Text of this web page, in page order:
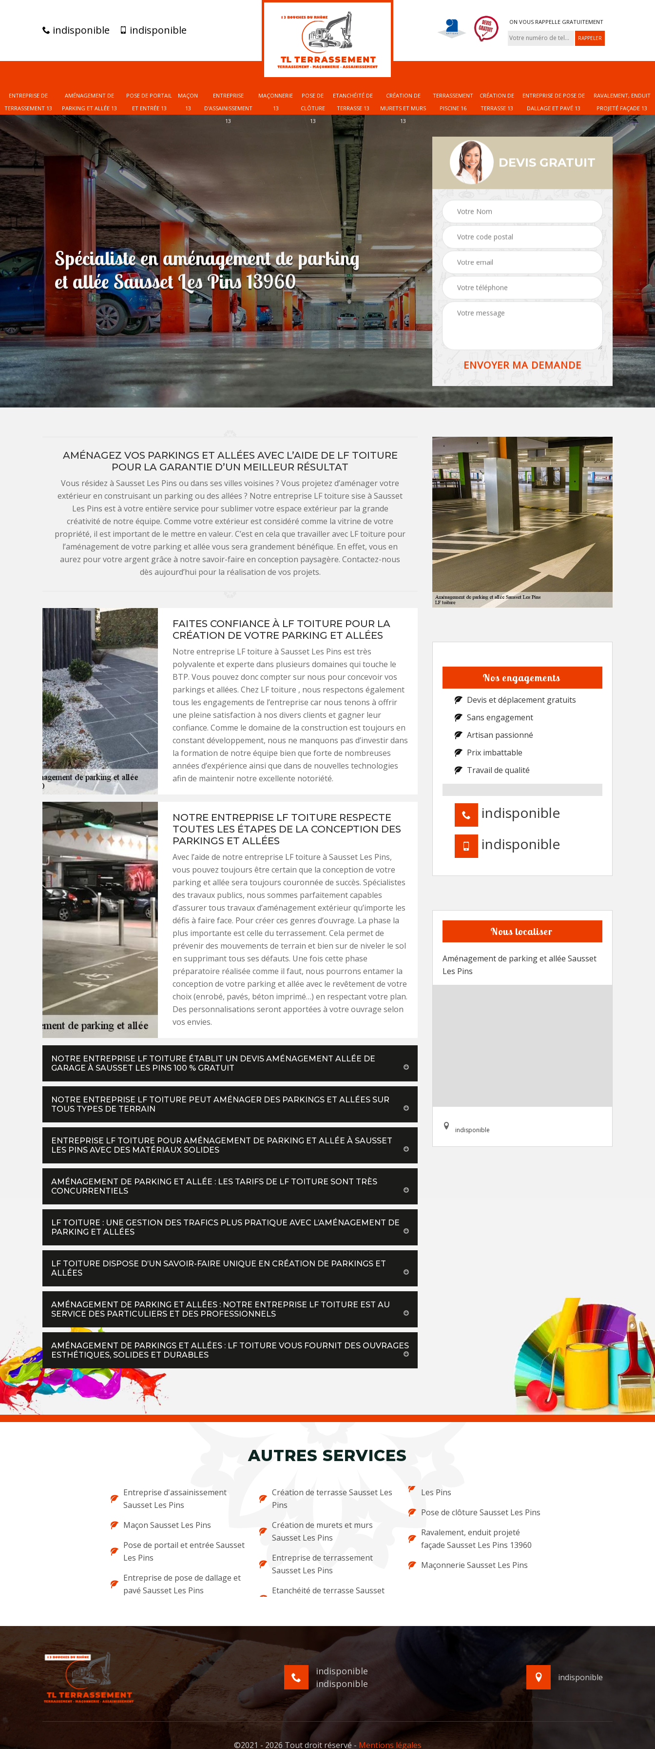
indisponible indisponible
ON VOUS RAPPELLE GRATUITEMENT
ENTREPRISE DE
TERRASSEMENT 13
AMÉNAGEMENT DE
PARKING ET ALLÉE 13
POSE DE PORTAIL
ET ENTRÉE 13
MAÇON
13
ENTREPRISE
D'ASSAINISSEMENT
13
MAÇONNERIE
13
POSE DE
CLÔTURE
13
ETANCHÉITÉ DE
TERRASSE 13
CRÉATION DE
MURETS ET MURS
13
TERRASSEMENT
PISCINE 16
CRÉATION DE
TERRASSE 13
ENTREPRISE DE POSE DE
DALLAGE ET PAVÉ 13
RAVALEMENT, ENDUIT
PROJETÉ FAÇADE 13
Spécialiste en aménagement de parking
et allée Sausset Les Pins 13960
DEVIS GRATUIT
AMÉNAGEZ VOS PARKINGS ET ALLÉES AVEC L’AIDE DE LF TOITURE
POUR LA GARANTIE D’UN MEILLEUR RÉSULTAT
Vous résidez à Sausset Les Pins ou dans ses villes voisines ? Vous projetez d’aménager votre
extérieur en construisant un parking ou des allées ? Notre entreprise LF toiture sise à Sausset
Les Pins est à votre entière service pour sublimer votre espace extérieur par la grande
créativité de notre équipe. Comme votre extérieur est considéré comme la vitrine de votre
propriété, il est important de le mettre en valeur. C’est en cela que travailler avec LF toiture pour
l’aménagement de votre parking et allée vous sera grandement bénéfique. En effet, vous en
aurez pour votre argent grâce à notre savoir-faire en conception paysagère. Contactez-nous
dès aujourd’hui pour la réalisation de vos projets.
FAITES CONFIANCE À LF TOITURE POUR LA
CRÉATION DE VOTRE PARKING ET ALLÉES
Notre entreprise LF toiture à Sausset Les Pins est très
polyvalente et experte dans plusieurs domaines qui touche le
BTP. Vous pouvez donc compter sur nous pour concevoir vos
parkings et allées. Chez LF toiture , nous respectons également
tous les engagements de l’entreprise car nous tenons à offrir
une pleine satisfaction à nos divers clients et gagner leur
confiance. Comme le domaine de la construction est toujours en
constant développement, nous ne manquons pas d’investir dans
la formation de notre équipe bien que forte de nombreuses
années d’expérience ainsi que dans de nouvelles technologies
afin de maintenir notre excellente notoriété.
NOTRE ENTREPRISE LF TOITURE RESPECTE
TOUTES LES ÉTAPES DE LA CONCEPTION DES
PARKINGS ET ALLÉES
Avec l’aide de notre entreprise LF toiture à Sausset Les Pins,
vous pouvez toujours être certain que la conception de votre
parking et allée sera toujours couronnée de succès. Spécialistes
des travaux publics, nous sommes parfaitement capables
d’assurer tous travaux d’aménagement extérieur qu’importe les
défis à faire face. Pour créer ces genres d’ouvrage. La phase la
plus importante est celle du terrassement. Cela permet de
prévenir des mouvements de terrain et bien sur de niveler le sol
en supprimant tous ses défauts. Une fois cette phase
préparatoire réalisée comme il faut, nous pourrons entamer la
conception de votre parking et allée avec le revêtement de votre
choix (enrobé, pavés, béton imprimé…) en respectant votre plan.
Des personnalisations seront apportées à votre ouvrage selon
vos envies.
NOTRE ENTREPRISE LF TOITURE ÉTABLIT UN DEVIS AMÉNAGEMENT ALLÉE DE
GARAGE À SAUSSET LES PINS 100 % GRATUIT
NOTRE ENTREPRISE LF TOITURE PEUT AMÉNAGER DES PARKINGS ET ALLÉES SUR
TOUS TYPES DE TERRAIN
ENTREPRISE LF TOITURE POUR AMÉNAGEMENT DE PARKING ET ALLÉE À SAUSSET
LES PINS AVEC DES MATÉRIAUX SOLIDES
AMÉNAGEMENT DE PARKING ET ALLÉE : LES TARIFS DE LF TOITURE SONT TRÈS
CONCURRENTIELS
LF TOITURE : UNE GESTION DES TRAFICS PLUS PRATIQUE AVEC L’AMÉNAGEMENT DE
PARKING ET ALLÉES
LF TOITURE DISPOSE D’UN SAVOIR-FAIRE UNIQUE EN CRÉATION DE PARKINGS ET
ALLÉES
AMÉNAGEMENT DE PARKING ET ALLÉES : NOTRE ENTREPRISE LF TOITURE EST AU
SERVICE DES PARTICULIERS ET DES PROFESSIONNELS
AMÉNAGEMENT DE PARKINGS ET ALLÉES : LF TOITURE VOUS FOURNIT DES OUVRAGES
ESTHÉTIQUES, SOLIDES ET DURABLES
Nos engagements
Devis et déplacement gratuits
Sans engagement
Artisan passionné
Prix imbattable
Travail de qualité
indisponible
indisponible
Nous localiser
Aménagement de parking et allée Sausset
Les Pins
indisponible
AUTRES SERVICES
Entreprise d'assainissement
Sausset Les Pins
Maçon Sausset Les Pins
Pose de portail et entrée Sausset
Les Pins
Entreprise de pose de dallage et
pavé Sausset Les Pins
Création de terrasse Sausset Les
Pins
Création de murets et murs
Sausset Les Pins
Entreprise de terrassement
Sausset Les Pins
Etanchéité de terrasse Sausset
Les Pins
Pose de clôture Sausset Les Pins
Ravalement, enduit projeté
façade Sausset Les Pins 13960
Maçonnerie Sausset Les Pins
indisponible
indisponible
indisponible
©2021 - 2026 Tout droit réservé - Mentions légales